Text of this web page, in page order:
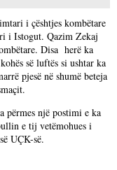
i çështjes kombëtare
i Istogut. Qazim Zekaj
Disa herë ka
së luftës si ushtar ka
pjesë në shumë beteja
përmes një postimi e ka
e tij vetëmohues i
UÇK-së.